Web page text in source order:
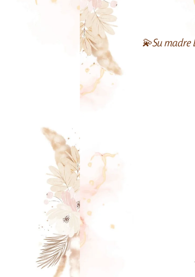
💫Su madre